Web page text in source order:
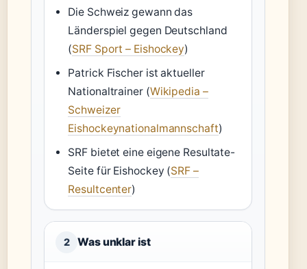
Die Schweiz gewann das
Länderspiel gegen Deutschland
(SRF Sport – Eishockey)
Patrick Fischer ist aktueller
Nationaltrainer (Wikipedia –
Schweizer
Eishockeynationalmannschaft)
SRF bietet eine eigene Resultate-
Seite für Eishockey (SRF –
Resultcenter)
2 Was unklar ist